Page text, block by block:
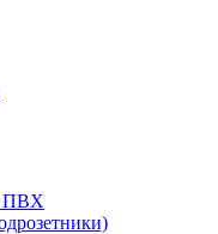
ПВХ